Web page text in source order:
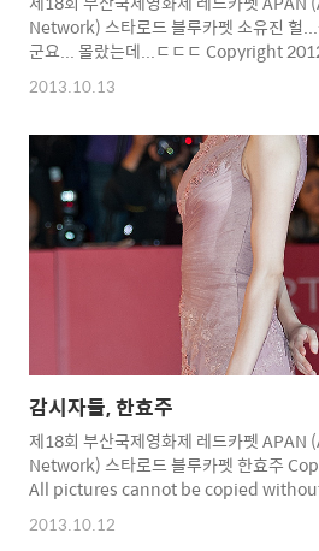
Network) 스타로드 블루카펫 소유진 헐
군요... 몰랐는데...ㄷㄷㄷ Copyright
pictures cannot be copied without
2012. toodur2 All pictures cannot be
2013.10.13
감시자들, 한효주
제18회 부산국제영화제 레드카펫
Network) 스타로드 블루카펫 한효주
All pictures cannot be copied
Copyright 2012. toodur2 All pictures
without permission.
2013.10.12